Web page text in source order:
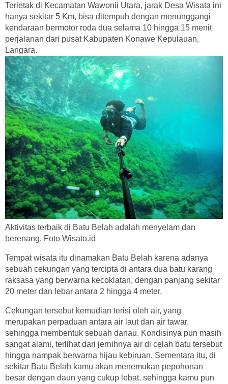
Terletak di Kecamatan Wawonii Utara, jarak Desa Wisata ini
hanya sekitar 5 Km, bisa ditempuh dengan menunggangi
kendaraan bermotor roda dua selama 10 hingga 15 menit
perjalanan dari pusat Kabupaten Konawe Kepulauan,
Langara.
Aktivitas terbaik di Batu Belah adalah menyelam dan
berenang. Foto Wisato.id
Tempat wisata itu dinamakan Batu Belah karena adanya
sebuah cekungan yang tercipta di antara dua batu karang
raksasa yang berwarna kecoklatan, dengan panjang sekitar
20 meter dan lebar antara 2 hingga 4 meter.
Cekungan tersebut kemudian terisi oleh air, yang
merupakan perpaduan antara air laut dan air tawar,
sehingga membentuk sebuah danau. Kondisinya pun masih
sangat alami, terlihat dari jernihnya air di celah batu tersebut
hingga nampak berwarna hijau kebiruan. Sementara itu, di
sekitar Batu Belah kamu akan menemukan pepohonan
besar dengan daun yang cukup lebat, sehingga kamu pun